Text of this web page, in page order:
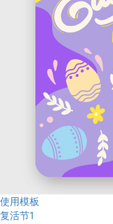
使用模板
复活节1